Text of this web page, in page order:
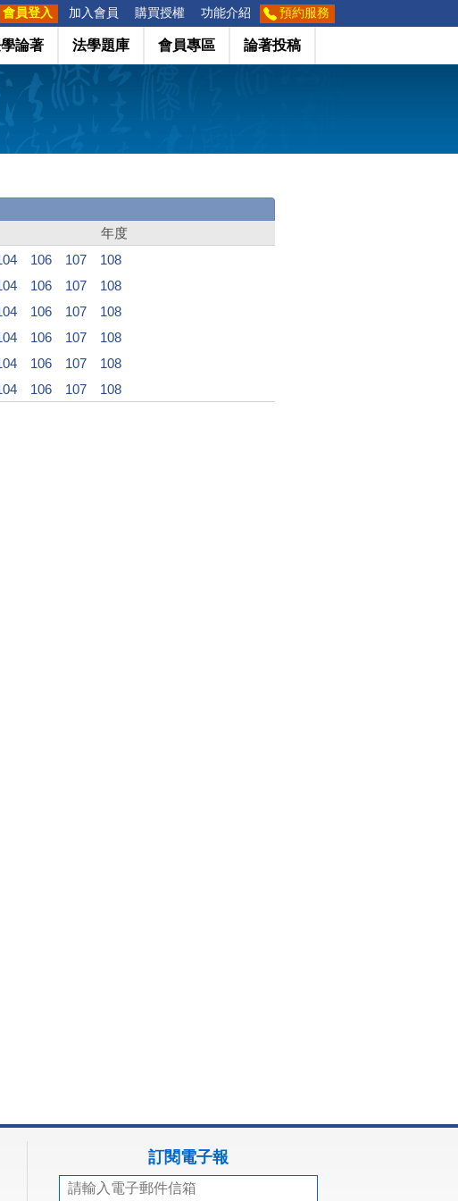
會員登入 加入會員 購買授權 功能介紹 預約服務
論著 法學題庫 會員專區 論著投稿
年度
106 107
108
106 107
108
106 107
108
106 107
108
106 107
108
106 107 108
訂閱電子報